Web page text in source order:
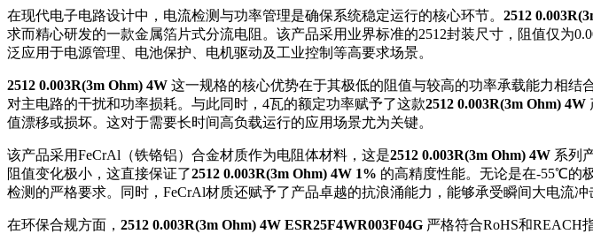
在现代电子电路设计中，电流检测与功率管理是确保系统稳定运行的核心环节。 2512
求而精心研发的一款金属箔片式分流电阻。该产品采用业界标准的2512封装尺寸，阻值仅为
泛应用于电源管理、电池保护、电机驱动及工业控制等高要求场景。
2512 0.003R(3m Ohm) 4W 这一规格的核心优势在于其极低的阻值与较高的功率承载能力相
对主电路的干扰和功率损耗。与此同时，4瓦的额定功率赋予了这款2512 0.003R(3m Ohm) 4W
值漂移或损坏。这对于需要长时间高负载运行的应用场景尤为关键。
该产品采用FeCrAl（铁铬铝）合金材质作为电阻体材料，这是2512 0.003R(3m Ohm) 4W 系列
阻值变化极小，这直接保证了2512 0.003R(3m Ohm) 4W 1% 的高精度性能。无论是在-55℃的
检测的严格要求。同时，FeCrAl材质还赋予了产品卓越的抗浪涌能力，能够承受瞬间大电流
在环保合规方面， 2512 0.003R(3m Ohm) 4W ESR25F4WR003F04G 严格符合RoHS和REACH